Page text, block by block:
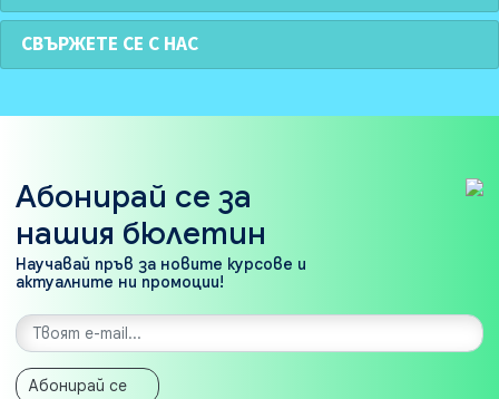
СВЪРЖЕТЕ СЕ С НАС
Абонирай се за
нашия бюлетин
Научавай пръв за новите курсове и
актуалните ни промоции!
Абонирай се